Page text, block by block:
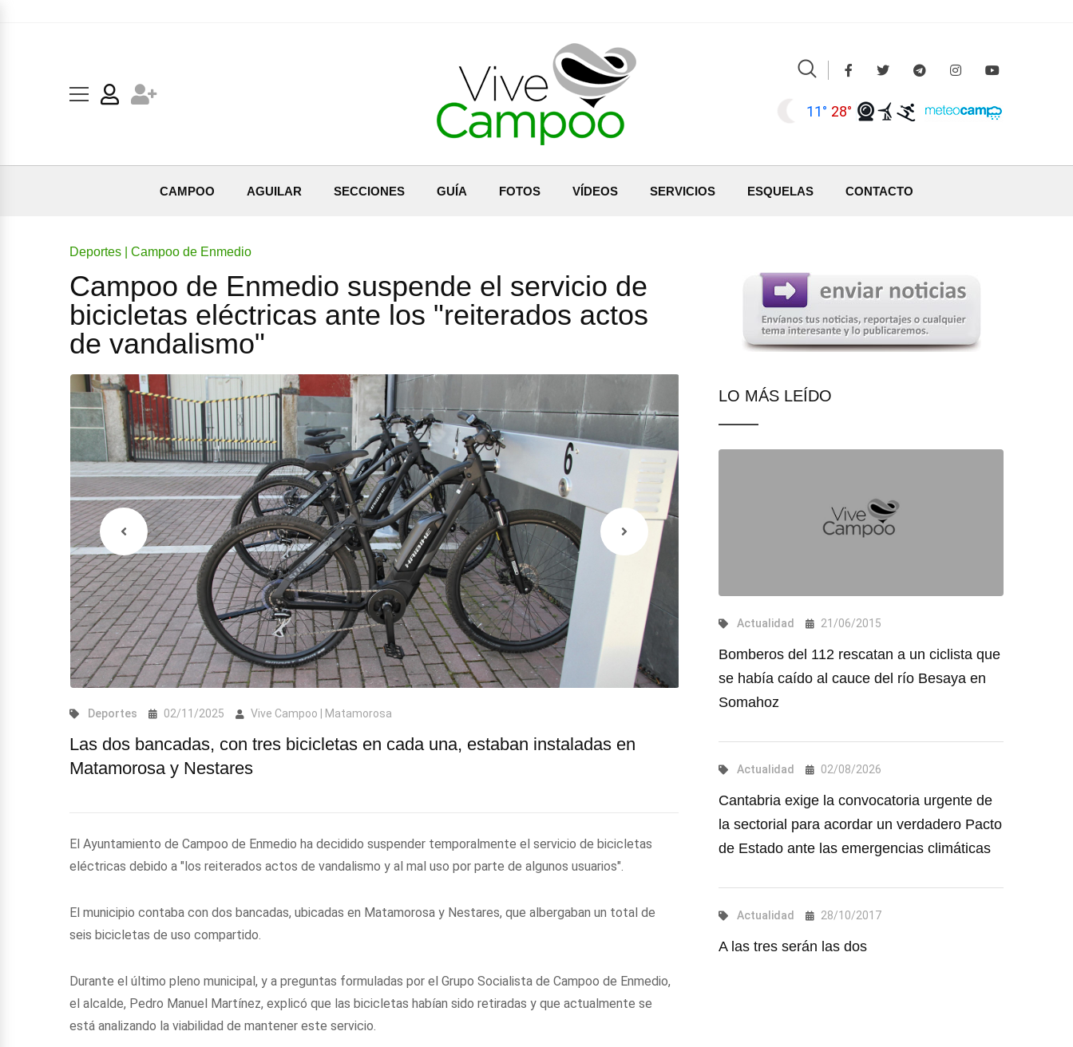
11° 28°
CAMPOO AGUILAR SECCIONES GUÍA FOTOS VÍDEOS SERVICIOS ESQUELAS CONTACTO
Deportes | Campoo de Enmedio
Campoo de Enmedio suspende el servicio de
bicicletas eléctricas ante los "reiterados actos
de vandalismo"
Deportes 02/11/2025 Vive Campoo | Matamorosa
Las dos bancadas, con tres bicicletas en cada una, estaban instaladas en
Matamorosa y Nestares
El Ayuntamiento de Campoo de Enmedio ha decidido suspender temporalmente el servicio de bicicletas
eléctricas debido a "los reiterados actos de vandalismo y al mal uso por parte de algunos usuarios".
El municipio contaba con dos bancadas, ubicadas en Matamorosa y Nestares, que albergaban un total de
seis bicicletas de uso compartido.
Durante el último pleno municipal, y a preguntas formuladas por el Grupo Socialista de Campoo de Enmedio,
el alcalde, Pedro Manuel Martínez, explicó que las bicicletas habían sido retiradas y que actualmente se
está analizando la viabilidad de mantener este servicio.
LO MÁS LEÍDO
Actualidad 21/06/2015
Bomberos del 112 rescatan a un ciclista que
se había caído al cauce del río Besaya en
Somahoz
Actualidad 02/08/2026
Cantabria exige la convocatoria urgente de
la sectorial para acordar un verdadero Pacto
de Estado ante las emergencias climáticas
Actualidad 28/10/2017
A las tres serán las dos